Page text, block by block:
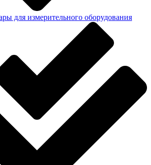
для измерительного оборудования